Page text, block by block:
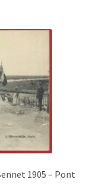
1905 – Pont